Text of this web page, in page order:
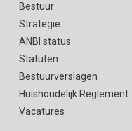
Bestuur
Strategie
ANBI status
Statuten
Bestuurverslagen
Huishoudelijk Reglement
Vacatures